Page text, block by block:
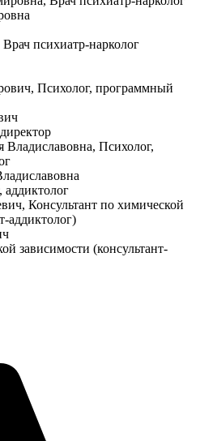
аддиктолог
зависимости (консультант-